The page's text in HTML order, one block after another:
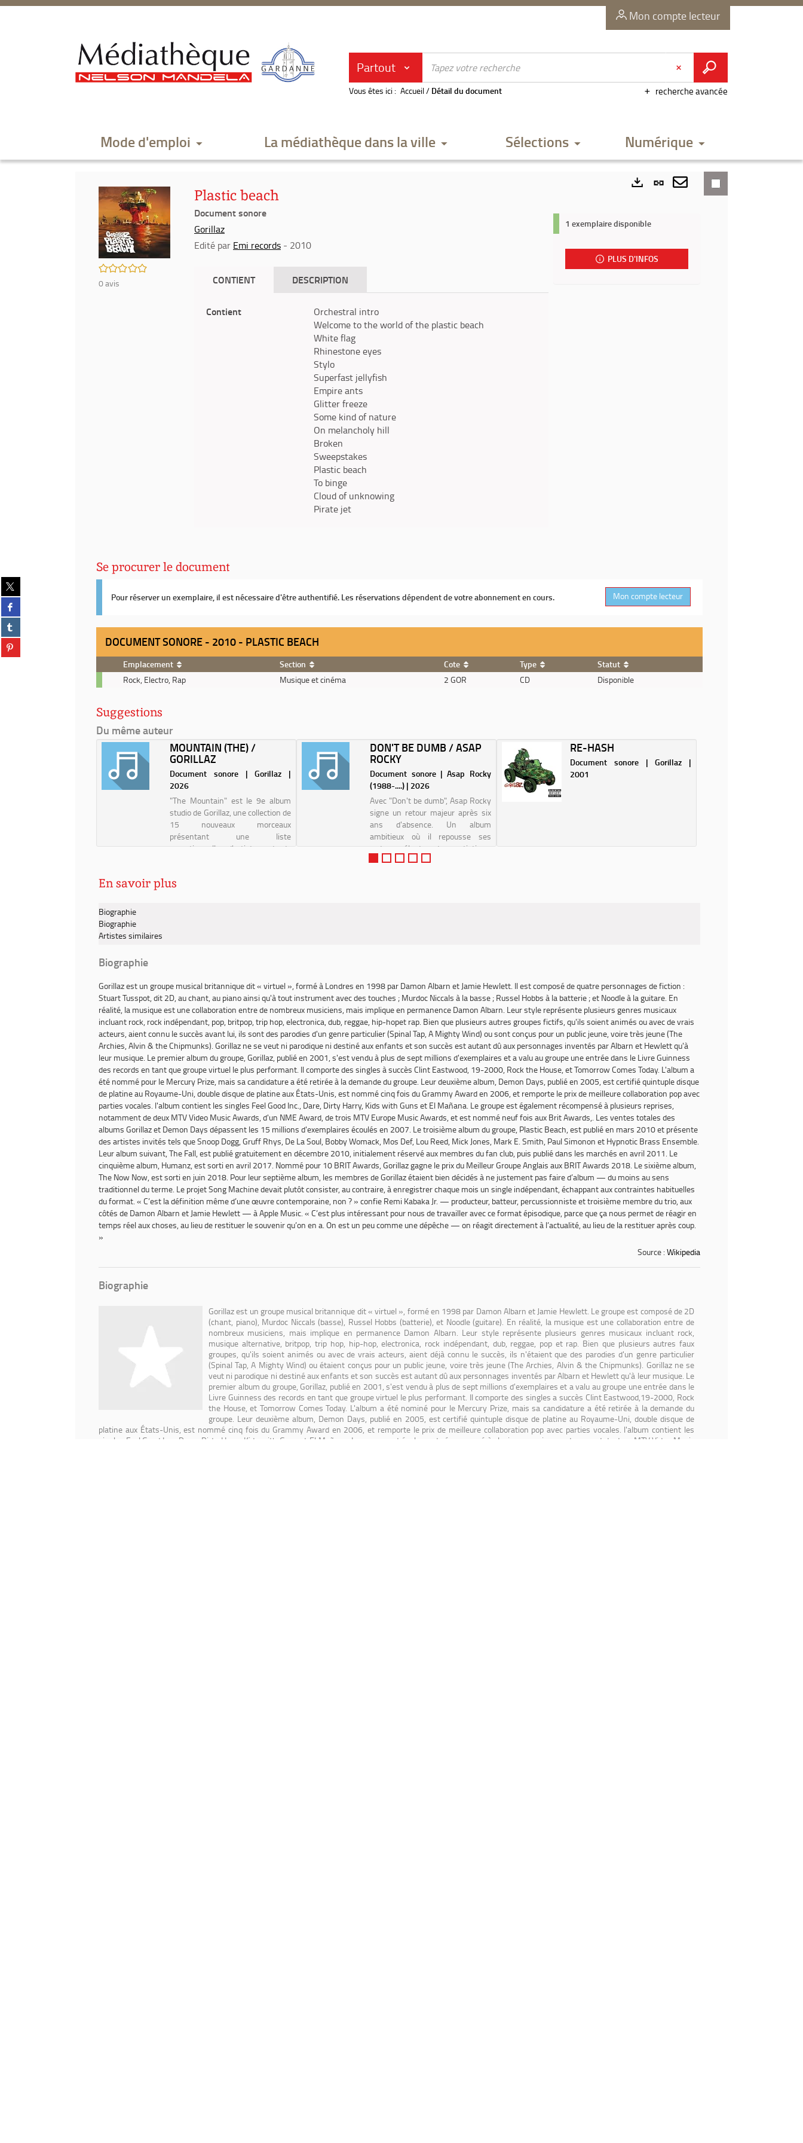
recherche
Mon compte lecteur
Partout
recherche avancée
Vous êtes ici : Accueil/ Détail du document
Mode d'emploi La médiathèque dans la ville Sélections Numérique
Partager
sur
twitter
(Nouvelle
fenêtre)
Partager
sur
facebook
(Nouvelle
fenêtre)
Partager
sur
tumblr
(Nouvelle
Partager
sur
/5
0avis
Plastic beach
Document sonore
Gorillaz
Edité par Emi records - 2010
CONTIENT DESCRIPTION
Contient
Orchestral intro
Welcome to the world of the plastic beach
White flag
Rhinestone eyes
Stylo
Superfast jellyfish
Empire ants
Glitter freeze
Some kind of nature
On melancholy hill
Broken
Sweepstakes
Plastic beach
To binge
Cloud of unknowing
Pirate jet
Lien
permanent
fenêtre)
Envoyer
mail
1 exemplaire disponible
PLUS D'INFOS
Se procurer le document
Pour réserver un exemplaire, il est nécessaire d'être authentifié. Les réservations dépendent de votre abonnement en cours. Mon compte lecteur
DOCUMENT SONORE - 2010 - PLASTIC BEACH
Document
sonore
2010
-
Plastic
Emplacement Section Cote Type
Statut
Rock, Electro, Rap
Musique et cinéma 2 GOR CD Disponible
Suggestions
Du même auteur
MOUNTAIN (THE) /
GORILLAZ
Document sonore | Gorillaz |
2026
"The Mountain" est le 9e album
studio de Gorillaz, une collection de
15 nouveaux morceaux
présentant une liste
exceptionnelle d'artistes et de
les quatre membres anim...
DON'T BE DUMB / ASAP
ROCKY
Document sonore | Asap Rocky
(1988-....) | 2026
Avec "Don't be dumb", Asap Rocky
signe un retour majeur après six
ans d'absence. Un album
ambitieux où il repousse ses
codes, mélant audace artistique,
maturité‘ et vision avant-gardiste.
RE-HASH
Document sonore | Gorillaz |
2001
En savoir plus
Biographie
Biographie
Artistes similaires
Biographie
Gorillazest un groupe musical britannique dit « virtuel », formé à Londres en 1998 par Damon Albarn et Jamie Hewlett. Il est composé de quatre personnages de fiction :
Stuart Tusspot, dit 2D, au chant, au piano ainsi qu'à tout instrument avec des touches ; Murdoc Niccals à la basse ; Russel Hobbs à la batterie ; et Noodle à la guitare. En
réalité, la musique est une collaboration entre de nombreux musiciens, mais implique en permanence Damon Albarn. Leur style représente plusieurs genres musicaux
incluant rock, rock indépendant, pop, britpop, trip hop, electronica, dub, reggae, hip-hopet rap. Bien que plusieurs autres groupes fictifs, qu'ils soient animés ou avec de vrais
acteurs, aient connu le succès avant lui, ils sont des parodies d'un genre particulier (Spinal Tap, A Mighty Wind) ou sont conçus pour un public jeune, voire très jeune (The
Archies, Alvin & the Chipmunks). Gorillaz ne se veut ni parodique ni destiné aux enfants et son succès est autant dû aux personnages inventés par Albarn et Hewlett qu'à
leur musique. Le premier album du groupe,Gorillaz, publié en 2001, s'est vendu à plus de sept millions d'exemplaires et a valu au groupe une entrée dans le Livre Guinness
des records en tant que groupe virtuel le plus performant. Il comporte des singles à succès Clint Eastwood, 19-2000, Rock the House, etTomorrow Comes Today. L'album a
été nommé pour le Mercury Prize, mais sa candidature a été retirée à la demande du groupe. Leur deuxième album, Demon Days, publié en 2005, est certifié quintuple disque
de platine au Royaume-Uni, double disque de platine aux États-Unis, est nommé cinq fois du Grammy Award en 2006, et remporte le prix de meilleure collaboration pop avec
parties vocales. l'album contient les singles Feel Good Inc., Dare, Dirty Harry, Kids with Guns et El Mañana. Le groupe est également récompensé à plusieurs reprises,
notamment de deux MTV Video Music Awards, d'un NME Award, de trois MTV Europe Music Awards, et est nommé neuf fois aux Brit Awards,. Les ventes totales des
albums Gorillazet Demon Days dépassent les 15 millions d'exemplaires écoulés en 2007. Le troisième album du groupe, Plastic Beach, est publié en mars 2010 et présente
des artistes invités tels que Snoop Dogg, Gruff Rhys, De La Soul, Bobby Womack, Mos Def, Lou Reed, Mick Jones, Mark E. Smith, Paul Simonon et Hypnotic Brass Ensemble.
Leur album suivant,The Fall, est publié gratuitement en décembre 2010, initialement réservé aux membres du fan club, puis publié dans les marchés en avril 2011. Le
cinquième album, Humanz, est sorti en avril 2017. Nommé pour 10 BRIT Awards, Gorillaz gagne le prix du Meilleur Groupe Anglais aux BRIT Awards 2018. Le sixième album,
The Now Now, est sorti en juin 2018. Pour leur septième album, les membres de Gorillaz étaient bien décidés à ne justement pas faire d’album — du moins au sens
traditionnel du terme. Le projet Song Machine devait plutôt consister, au contraire, à enregistrer chaque mois un single indépendant, échappant aux contraintes habituelles
du format. « C’est la définition même d’une œuvre contemporaine, non ? » confie Remi Kabaka Jr. — producteur, batteur, percussionniste et troisième membre du trio, aux
côtés de Damon Albarn et Jamie Hewlett — à Apple Music. « C’est plus intéressant pour nous de travailler avec ce format épisodique, parce que ça nous permet de réagir en
temps réel aux choses, au lieu de restituer le souvenir qu’on en a. On est un peu comme une dépêche — on réagit directement à l’actualité, au lieu de la restituer après coup.
»
Source : Wikipedia
Biographie
Gorillaz est un groupe musical britannique dit « virtuel », formé en 1998 par Damon Albarn et Jamie Hewlett. Le groupe est composé de 2D
(chant, piano), Murdoc Niccals (basse), Russel Hobbs (batterie), et Noodle (guitare). En réalité, la musique est une collaboration entre de
nombreux musiciens, mais implique en permanence Damon Albarn. Leur style représente plusieurs genres musicaux incluant rock,
musique alternative, britpop, trip hop, hip-hop, electronica, rock indépendant, dub, reggae, pop et rap. Bien que plusieurs autres faux
groupes, qu'ils soient animés ou avec de vrais acteurs, aient déjà connu le succès, ils n'étaient que des parodies d'un genre particulier
(Spinal Tap, A Mighty Wind) ou étaient conçus pour un public jeune, voire très jeune (The Archies, Alvin & the Chipmunks). Gorillaz ne se
veut ni parodique ni destiné aux enfants et son succès est autant dû aux personnages inventés par Albarn et Hewlett qu'à leur musique. Le
premier album du groupe, Gorillaz, publié en 2001, s'est vendu à plus de sept millions d'exemplaires et a valu au groupe une entrée dans le
Livre Guinness des records en tant que groupe virtuel le plus performant. Il comporte des singles a succès Clint Eastwood,19-2000, Rock
the House, et Tomorrow Comes Today. L'album a été nominé pour le Mercury Prize, mais sa candidature a été retirée à la demande du
groupe. Leur deuxième album, Demon Days, publié en 2005, est certifié quintuple disque de platine au Royaume-Uni, double disque de
platine aux États-Unis, est nommé cinq fois du Grammy Award en 2006, et remporte le prix de meilleure collaboration pop avec parties vocales. l'album contient les
singles Feel Good Inc., Dare , Dirty Harry, Kids with Guns et El Mañana. Le groupe est également récompensé à plusieurs reprises, notamment de deux MTV Video Music